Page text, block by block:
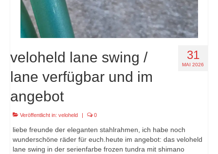
31
MAI 2026
veloheld lane swing /
lane verfügbar und im
angebot
Veröffentlicht in: veloheld 0
liebe freunde der eleganten stahlrahmen, ich habe noch
wunderschöne räder für euch.heute im angebot: das veloheld
lane swing in der serienfarbe frozen tundra mit shimano